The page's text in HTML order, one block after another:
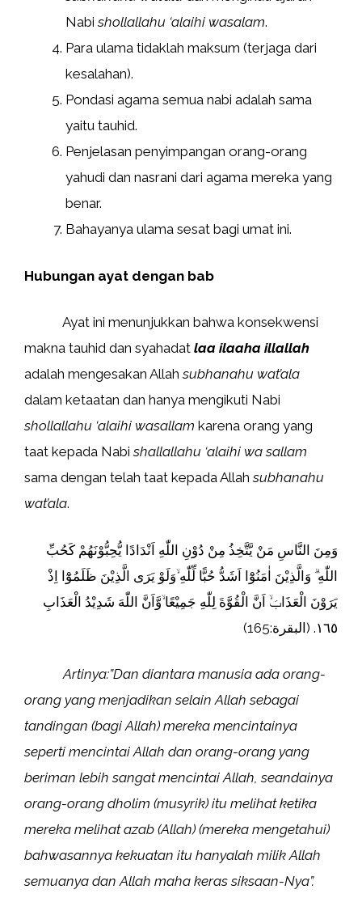
Nabishollallahu ‘alaihi wasalam.
Para ulama tidaklah maksum (terjaga dari
kesalahan).
Pondasi agama semua nabi adalah sama
yaitu tauhid.
Penjelasan penyimpangan orang-orang
yahudi dan nasrani dari agama mereka yang
benar.
Bahayanya ulama sesat bagi umat ini.
Hubungan ayat dengan bab
Ayat ini menunjukkan bahwa konsekwensi
makna tauhid dan syahadat laa ilaaha illallah
adalah mengesakan Allahsubhanahu wat’ala
dalam ketaatan dan hanya mengikuti Nabi
shollallahu ‘alaihi wasallam karena orang yang
taat kepada Nabishallallahu ‘alaihi wa sallam
sama dengan telah taat kepada Allahsubhanahu
wat’ala.
وَمِنَ النَّاسِ مَنْ يَّتَّخِذُ مِنْ دُوْنِ اللّٰهِ اَنْدَادًا يُّحِبُّوْنَهُمْ كَحُبِّ
اللّٰهِ ۗ وَالَّذِيْنَ اٰمَنُوْٓا اَشَدُّ حُبًّا لِّلّٰهِ ۙوَلَوْ يَرَى الَّذِيْنَ ظَلَمُوْٓا اِذْ
يَرَوْنَ الْعَذَابَۙ اَنَّ الْقُوَّةَ لِلّٰهِ جَمِيْعًا ۙوَّاَنَّ اللّٰهَ شَدِيْدُ الْعَذَابِ
١٦٥. (البقرة:165)
Artinya:”Dan diantara manusia ada orang-
orang yang menjadikan selain Allah sebagai
tandingan (bagi Allah) mereka mencintainya
seperti mencintai Allah dan orang-orang yang
beriman lebih sangat mencintai Allah, seandainya
orang-orang dholim (musyrik) itu melihat ketika
mereka melihat azab (Allah) (mereka mengetahui)
bahwasannya kekuatan itu hanyalah milik Allah
semuanya dan Allah maha keras siksaan-Nya”.